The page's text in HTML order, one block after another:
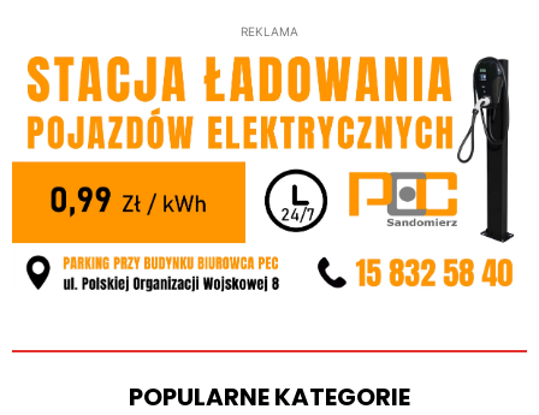
REKLAMA
POPULARNE KATEGORIE